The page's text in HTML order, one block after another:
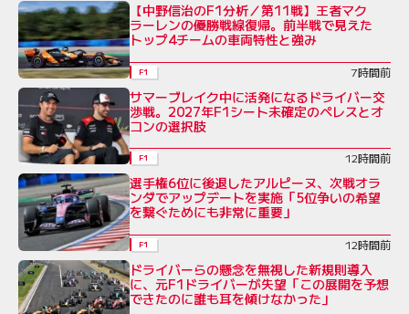
【中野信治のF1分析／第11戦】王者マク
ラーレンの優勝戦線復帰。前半戦で見えた
トップ4チームの車両特性と強み
F1 7時間前
サマーブレイク中に活発になるドライバー交
渉戦。2027年F1シート未確定のペレスとオ
コンの選択肢
F1 12時間前
選手権6位に後退したアルピーヌ、次戦オラ
ンダでアップデートを実施「5位争いの希望
を繋ぐためにも非常に重要」
F1 12時間前
ドライバーらの懸念を無視した新規則導入
に、元F1ドライバーが失望「この展開を予想
できたのに誰も耳を傾けなかった」